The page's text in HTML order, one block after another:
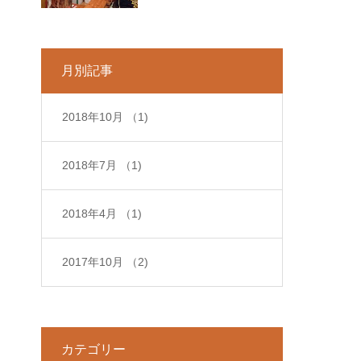
月別記事
2018年10月 （1)
2018年7月 （1)
2018年4月 （1)
2017年10月 （2)
カテゴリー